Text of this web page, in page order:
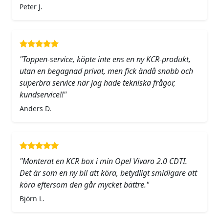
Peter J.
"Toppen-service, köpte inte ens en ny KCR-produkt,
utan en begagnad privat, men fick ändå snabb och
superbra service när jag hade tekniska frågor,
kundservice!!"
Anders D.
"Monterat en KCR box i min Opel Vivaro 2.0 CDTI.
Det är som en ny bil att köra, betydligt smidigare att
köra eftersom den går mycket bättre."
Björn L.